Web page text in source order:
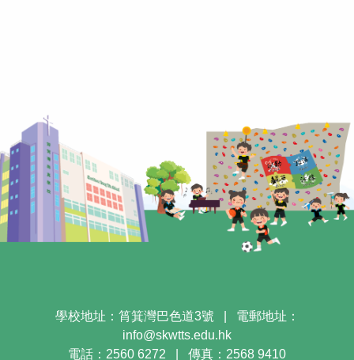
學校地址：筲箕灣巴色道3號
電郵地址：
info@skwtts.edu.hk
電話：2560 6272
傳真：2568 9410